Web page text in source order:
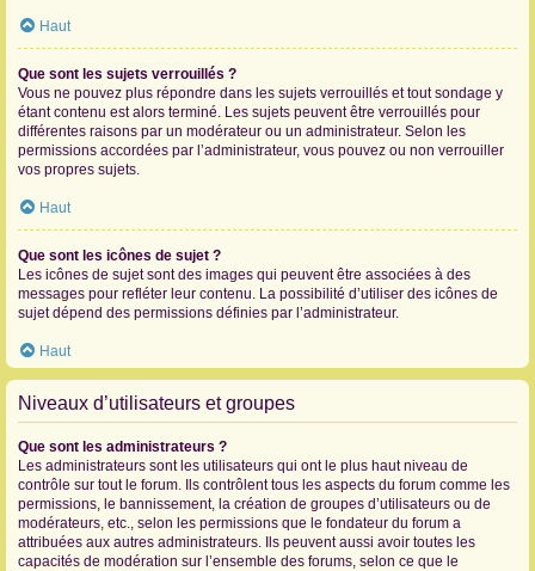
Haut
Que sont les sujets verrouillés ?
Vous ne pouvez plus répondre dans les sujets verrouillés et tout sondage y
étant contenu est alors terminé. Les sujets peuvent être verrouillés pour
différentes raisons par un modérateur ou un administrateur. Selon les
permissions accordées par l’administrateur, vous pouvez ou non verrouiller
vos propres sujets.
Haut
Que sont les icônes de sujet ?
Les icônes de sujet sont des images qui peuvent être associées à des
messages pour refléter leur contenu. La possibilité d’utiliser des icônes de
sujet dépend des permissions définies par l’administrateur.
Haut
Niveaux d’utilisateurs et groupes
Que sont les administrateurs ?
Les administrateurs sont les utilisateurs qui ont le plus haut niveau de
contrôle sur tout le forum. Ils contrôlent tous les aspects du forum comme les
permissions, le bannissement, la création de groupes d’utilisateurs ou de
modérateurs, etc., selon les permissions que le fondateur du forum a
attribuées aux autres administrateurs. Ils peuvent aussi avoir toutes les
capacités de modération sur l’ensemble des forums, selon ce que le